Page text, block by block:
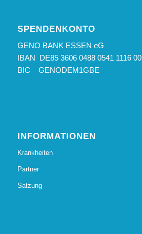
SPENDENKONTO
GENO BANK ESSEN eG
IBAN DE85 3606 0488 0541 1116 00
BIC GENODEM1GBE
INFORMATIONEN
Krankheiten
Partner
Satzung